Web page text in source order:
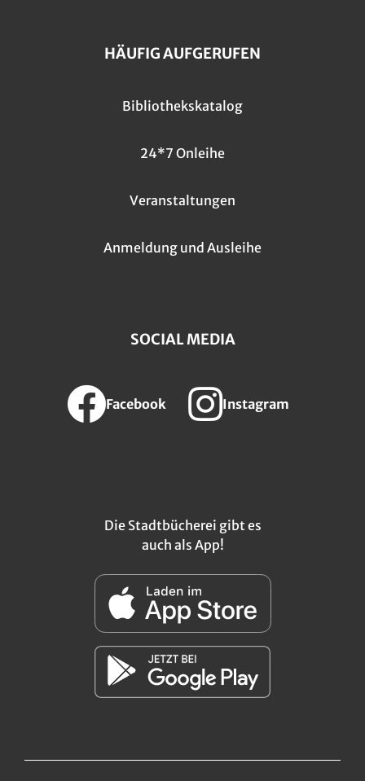
HÄUFIG AUFGERUFEN
Bibliothekskatalog
24*7 Onleihe
Veranstaltungen
Anmeldung und Ausleihe
SOCIAL MEDIA
Facebook Instagram
Die Stadtbücherei gibt es
auch als App!